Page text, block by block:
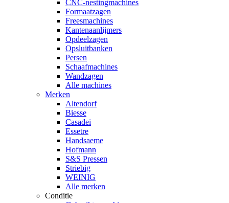
CNC-nestingmachines
Formaatzagen
Freesmachines
Kantenaanlijmers
Opdeelzagen
Opsluitbanken
Persen
Schaafmachines
Wandzagen
Alle machines
Merken
Altendorf
Biesse
Casadei
Essetre
Handsaeme
Hofmann
S&S Pressen
Striebig
WEINIG
Alle merken
Conditie